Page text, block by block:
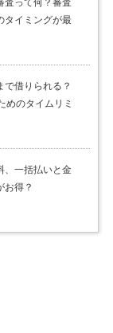
査って何？審査
タイミングが最
で借りられる？
めのタイムリミ
、一括払いと金
お得？